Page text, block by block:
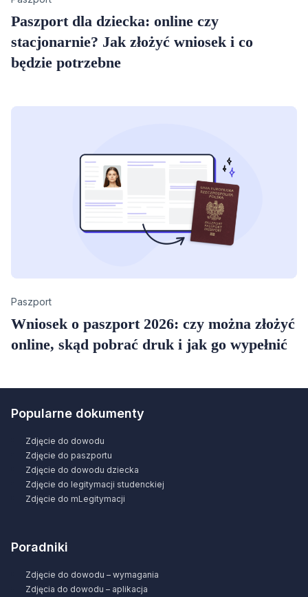
Paszport dla dziecka: online czy
stacjonarnie? Jak złożyć wniosek i co
będzie potrzebne
Category
Paszport
Wniosek o paszport 2026: czy można złożyć
online, skąd pobrać druk i jak go wypełnić
Popularne dokumenty
Zdjęcie do dowodu
Zdjęcie do paszportu
Zdjęcie do dowodu dziecka
Zdjęcie do legitymacji studenckiej
Zdjęcie do mLegitymacji
Poradniki
Zdjęcie do dowodu – wymagania
Zdjęcia do dowodu – aplikacja